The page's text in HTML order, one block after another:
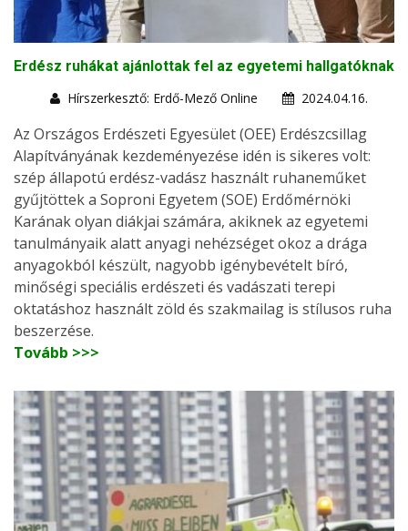
Erdész ruhákat ajánlottak fel az egyetemi hallgatóknak
Hírszerkesztő: Erdő-Mező Online
2024.04.16.
Az Országos Erdészeti Egyesület (OEE) Erdészcsillag
Alapítványának kezdeményezése idén is sikeres volt:
szép állapotú erdész-vadász használt ruhaneműket
gyűjtöttek a Soproni Egyetem (SOE) Erdőmérnöki
Karának olyan diákjai számára, akiknek az egyetemi
tanulmányaik alatt anyagi nehézséget okoz a drága
anyagokból készült, nagyobb igénybevételt bíró,
minőségi speciális erdészeti és vadászati terepi
oktatáshoz használt zöld és szakmailag is stílusos ruha
beszerzése.
Tovább >>>